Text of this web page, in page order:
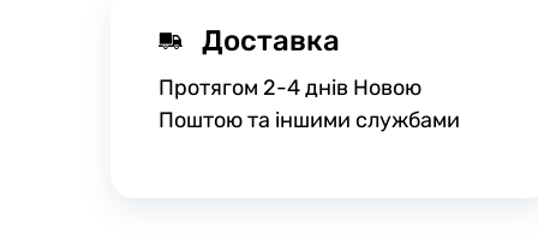
Доставка
Протягом 2-4 днів Новою
Поштою та іншими службами